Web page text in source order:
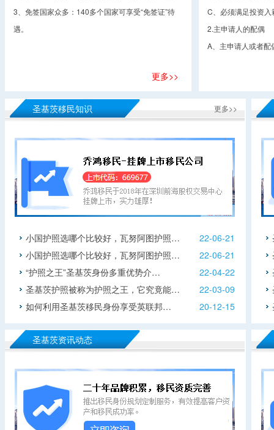
3、免签国家众多：140多个国家可享受“免签证”待
遇。
更多>>
C、必须满足投资
2.主申请人的配偶
A、主申请人或者
更多>>
圣基茨移民知识
22-06-21
小国护照选哪个比较好，瓦努阿图护照…
22-06-21
小国护照选哪个比较好，瓦努阿图护照…
22-04-22
“护照之王”圣基茨身份多重优势介…
22-03-09
圣基茨护照被称为护照之王，它究竟能…
20-12-15
如何利用圣基茨移民身份享受英联邦…
圣基茨资讯动态